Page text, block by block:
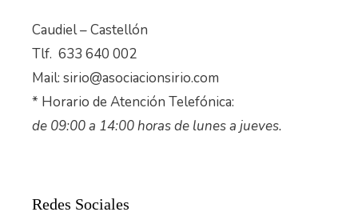
Caudiel – Castellón
Tlf. 633 640 002
Mail: sirio@asociacionsirio.com
* Horario de Atención Telefónica:
de 09:00 a 14:00 horas de lunes a jueves.
Redes Sociales